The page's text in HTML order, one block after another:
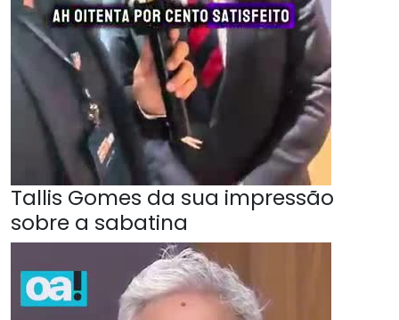
Tallis Gomes da sua impressão
sobre a sabatina